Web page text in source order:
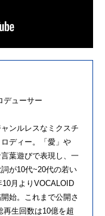
デューサー
ンルレスなミクスチ
ディー。「愛」や
葉遊びで表現し、一
が10代~20代の若い
月よりVOCALOID
始。これまで公開さ
再生回数は10億を超